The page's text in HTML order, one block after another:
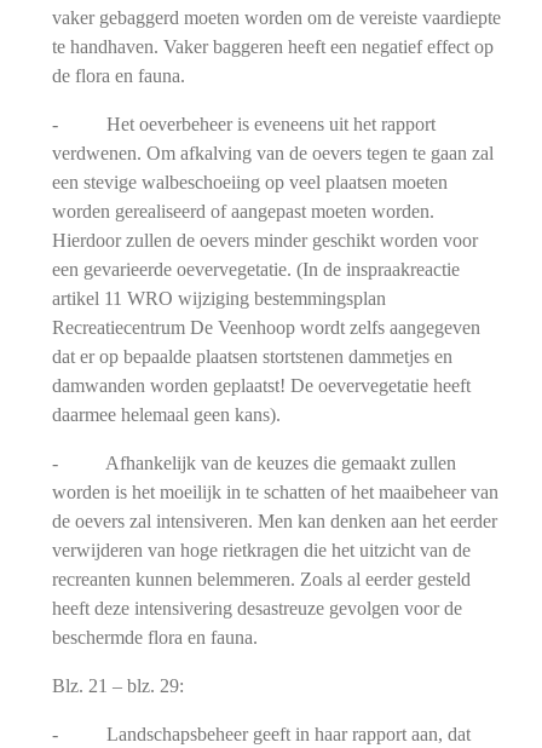
vaker gebaggerd moeten worden om de vereiste vaardiepte
te handhaven. Vaker baggeren heeft een negatief effect op
de flora en fauna.
- Het oeverbeheer is eveneens uit het rapport
verdwenen. Om afkalving van de oevers tegen te gaan zal
een stevige walbeschoeiing op veel plaatsen moeten
worden gerealiseerd of aangepast moeten worden.
Hierdoor zullen de oevers minder geschikt worden voor
een gevarieerde oevervegetatie. (In de inspraakreactie
artikel 11 WRO wijziging bestemmingsplan
Recreatiecentrum De Veenhoop wordt zelfs aangegeven
dat er op bepaalde plaatsen stortstenen dammetjes en
damwanden worden geplaatst! De oevervegetatie heeft
daarmee helemaal geen kans).
- Afhankelijk van de keuzes die gemaakt zullen
worden is het moeilijk in te schatten of het maaibeheer van
de oevers zal intensiveren. Men kan denken aan het eerder
verwijderen van hoge rietkragen die het uitzicht van de
recreanten kunnen belemmeren. Zoals al eerder gesteld
heeft deze intensivering desastreuze gevolgen voor de
beschermde flora en fauna.
Blz. 21 – blz. 29:
- Landschapsbeheer geeft in haar rapport aan, dat